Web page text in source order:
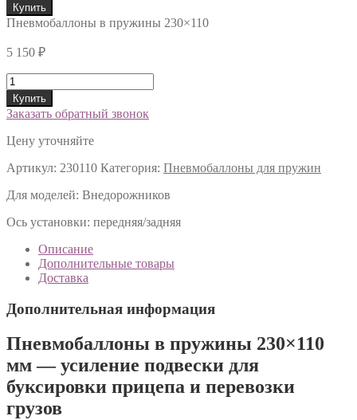
Купить
Пневмобаллоны в пружины 230×110
5 150 ₽
Количество
Купить
Заказать обратный звонок
Цену уточняйте
Артикул: 230110 Категория: Пневмобаллоны для пружин
Для моделей: Внедорожников
Ось установки: передняя/задняя
Описание
Дополнительные товары
Доставка
Дополнительная информация
Пневмобаллоны в пружины 230×110
мм — усиление подвески для
буксировки прицепа и перевозки
грузов